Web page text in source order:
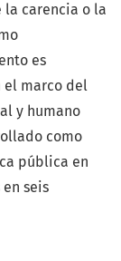
carencia o la
es
el marco del
y humano
como
pública en
seis